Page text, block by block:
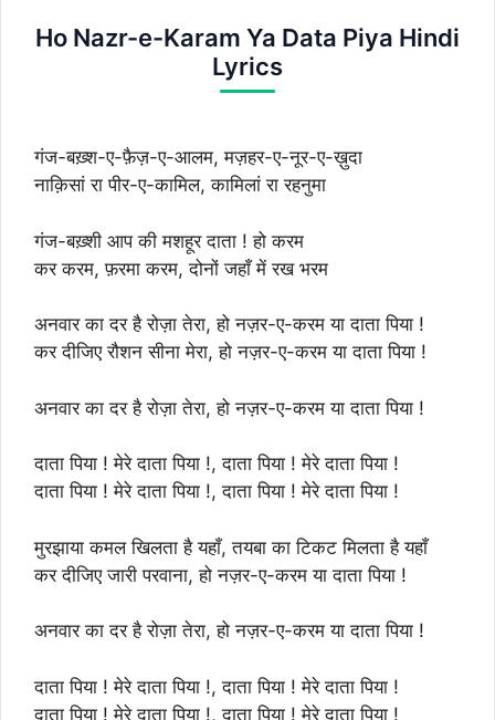
Ho Nazr-e-Karam Ya Data Piya Hindi
Lyrics
गंज-बख़्श-ए-फ़ैज़-ए-आलम, मज़हर-ए-नूर-ए-ख़ुदा
नाक़िसां रा पीर-ए-कामिल, कामिलां रा रहनुमा
गंज-बख़्शी आप की मशहूर दाता ! हो करम
कर करम, फ़रमा करम, दोनों जहाँ में रख भरम
अनवार का दर है रोज़ा तेरा, हो नज़र-ए-करम या दाता पिया !
कर दीजिए रौशन सीना मेरा, हो नज़र-ए-करम या दाता पिया !
अनवार का दर है रोज़ा तेरा, हो नज़र-ए-करम या दाता पिया !
दाता पिया ! मेरे दाता पिया !, दाता पिया ! मेरे दाता पिया !
दाता पिया ! मेरे दाता पिया !, दाता पिया ! मेरे दाता पिया !
मुरझाया कमल खिलता है यहाँ, तयबा का टिकट मिलता है यहाँ
कर दीजिए जारी परवाना, हो नज़र-ए-करम या दाता पिया !
अनवार का दर है रोज़ा तेरा, हो नज़र-ए-करम या दाता पिया !
दाता पिया ! मेरे दाता पिया !, दाता पिया ! मेरे दाता पिया !
दाता पिया ! मेरे दाता पिया !, दाता पिया ! मेरे दाता पिया !